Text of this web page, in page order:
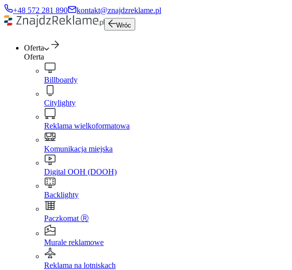
+48 572 281 890 kontakt@znajdzreklame.pl
Wróc
Oferta
Oferta
Billboardy
Citylighty
Reklama wielkoformatowa
Komunikacja miejska
Digital OOH (DOOH)
Backlighty
Paczkomat Ⓡ
Murale reklamowe
Reklama na lotniskach